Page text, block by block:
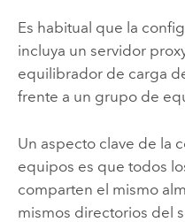
Es habitual que la
incluya un servidor
equilibrador de carga
frente a un grupo de
Un aspecto clave de la
equipos es que todos
comparten el mismo
mismos directorios del